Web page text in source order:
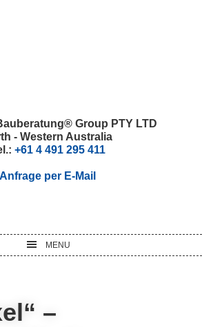
Group PTY LTD
- Western Australia
+61 4 491 295 411
Anfrage per E-Mail
MENU
–